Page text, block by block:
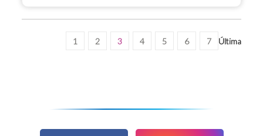
1 2 3 4 5 6 7 Última